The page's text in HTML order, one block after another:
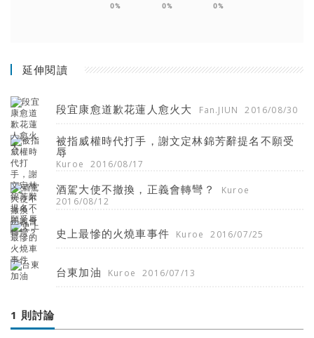
0% 0% 0%
延伸閱讀
段宜康愈道歉花蓮人愈火大 Fan.JIUN 2016/08/30
被指威權時代打手，謝文定林錦芳辭提名不願受
辱
Kuroe 2016/08/17
酒駕大使不撤換，正義會轉彎？
Kuroe
2016/08/12
史上最慘的火燒車事件 Kuroe 2016/07/25
台東加油 Kuroe 2016/07/13
1 則討論